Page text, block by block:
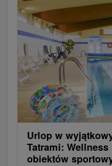
Urlop w
Tatrami:
obiektów